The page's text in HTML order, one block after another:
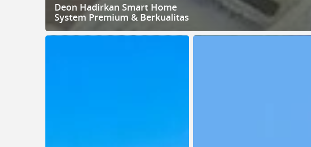
Deon Hadirkan Smart Home
System Premium & Berkualitas